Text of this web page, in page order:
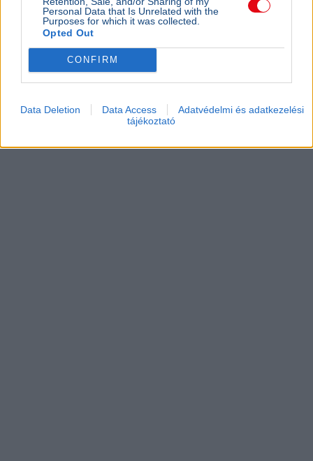
Personal Data that Is Unrelated with the
Purposes for which it was collected.
Opted Out
CONFIRM
Data Deletion Data Access
Adatvédelmi és adatkezelési
tájékoztató